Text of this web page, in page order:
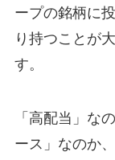
ープの銘柄に
り持つことが
す。
「高配当」な
ース」なのか